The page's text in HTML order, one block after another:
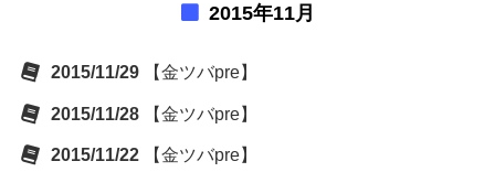
2015年11月
2015/11/29 【金ツバpre】
2015/11/28 【金ツバpre】
2015/11/22 【金ツバpre】